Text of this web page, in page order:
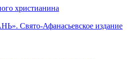
христианина
Свято-Афанасьевское издание